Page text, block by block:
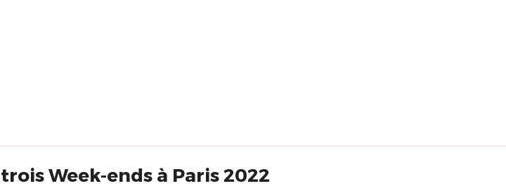
Week-ends à Paris 2022